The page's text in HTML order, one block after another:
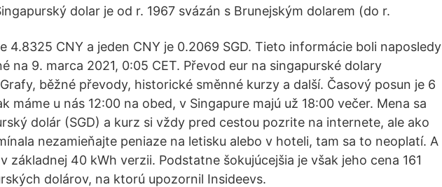
dolar je od r. 1967 svázán s Brunejským dolarem (do r.
4.8325 CNY a jeden CNY je 0.2069 SGD. Tieto informácie boli naposledy
na 9. marca 2021, 0:05 CET. Převod eur na singapurské dolary
Grafy, běžné převody, historické směnné kurzy a další. Časový posun je 6
máme u nás 12:00 na obed, v Singapure majú už 18:00 večer. Mena sa
dolár (SGD) a kurz si vždy pred cestou pozrite na internete, ale ako
nezamieňajte peniaze na letisku alebo v hoteli, tam sa to neoplatí. A
základnej 40 kWh verzii. Podstatne šokujúcejšia je však jeho cena 161
dolárov, na ktorú upozornil Insideevs.